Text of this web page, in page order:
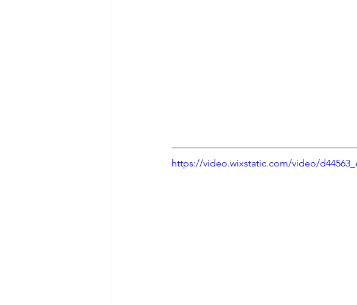
https://video.wixstatic.com/video/